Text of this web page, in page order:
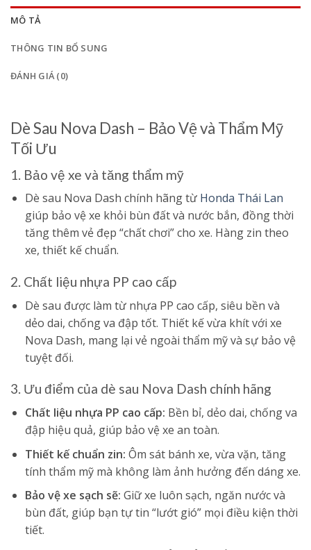
MÔ TẢ
THÔNG TIN BỔ SUNG
ĐÁNH GIÁ (0)
Dè Sau Nova Dash – Bảo Vệ và Thẩm Mỹ
Tối Ưu
1. Bảo vệ xe và tăng thẩm mỹ
Dè sau Nova Dash chính hãng từ Honda Thái Lan
giúp bảo vệ xe khỏi bùn đất và nước bắn, đồng thời
tăng thêm vẻ đẹp “chất chơi” cho xe. Hàng zin theo
xe, thiết kế chuẩn.
2. Chất liệu nhựa PP cao cấp
Dè sau được làm từ nhựa PP cao cấp, siêu bền và
dẻo dai, chống va đập tốt. Thiết kế vừa khít với xe
Nova Dash, mang lại vẻ ngoài thẩm mỹ và sự bảo vệ
tuyệt đối.
3. Ưu điểm của dè sau Nova Dash chính hãng
Chất liệu nhựa PP cao cấp: Bền bỉ, dẻo dai, chống va
đập hiệu quả, giúp bảo vệ xe an toàn.
Thiết kế chuẩn zin: Ôm sát bánh xe, vừa vặn, tăng
tính thẩm mỹ mà không làm ảnh hưởng đến dáng xe.
Bảo vệ xe sạch sẽ: Giữ xe luôn sạch, ngăn nước và
bùn đất, giúp bạn tự tin “lướt gió” mọi điều kiện thời
tiết.